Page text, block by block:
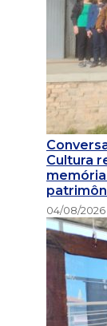
Cultura
04/08/2026